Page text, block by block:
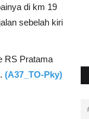
di km 19
sebelah kiri
RS Pratama
(A37_TO-Pky)
Roda Dua